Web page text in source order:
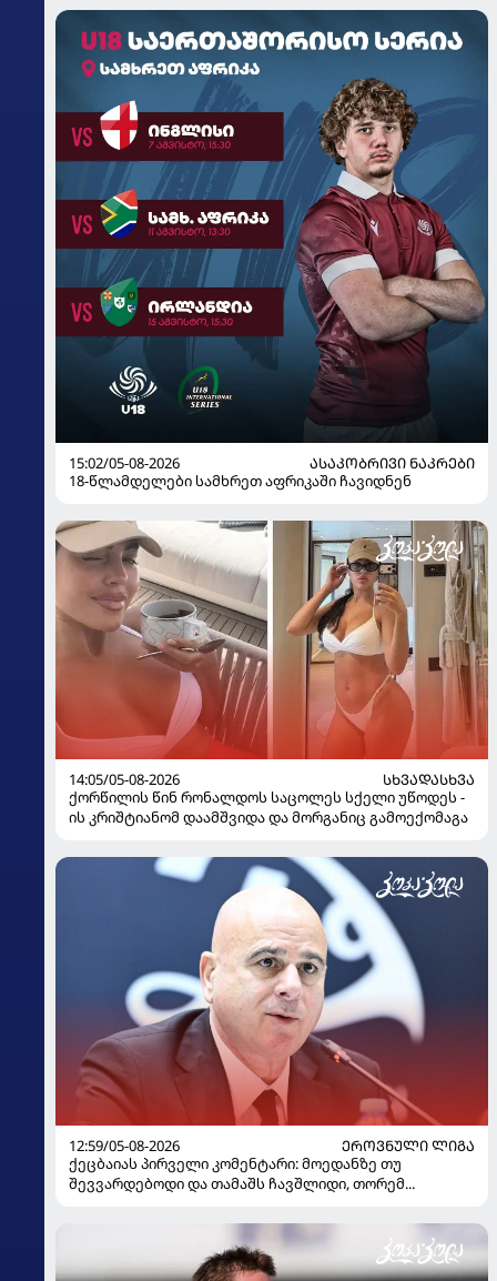
15:02/05-08-2026
ᲐᲡᲐᲙᲝᲑᲠᲘᲕᲘ ᲜᲐᲙᲠᲔᲑᲘ
18-წლამდელები სამხრეთ აფრიკაში ჩავიდნენ
14:05/05-08-2026
ᲡᲮᲕᲐᲓᲐᲡᲮᲕᲐ
ქორწილის წინ რონალდოს საცოლეს სქელი უწოდეს -
ის კრიშტიანომ დაამშვიდა და მორგანიც გამოექომაგა
12:59/05-08-2026
ᲔᲠᲝᲕᲜᲣᲚᲘ ᲚᲘᲒᲐ
ქეცბაიას პირველი კომენტარი: მოედანზე თუ
შევვარდებოდი და თამაშს ჩავშლიდი, თორემ...